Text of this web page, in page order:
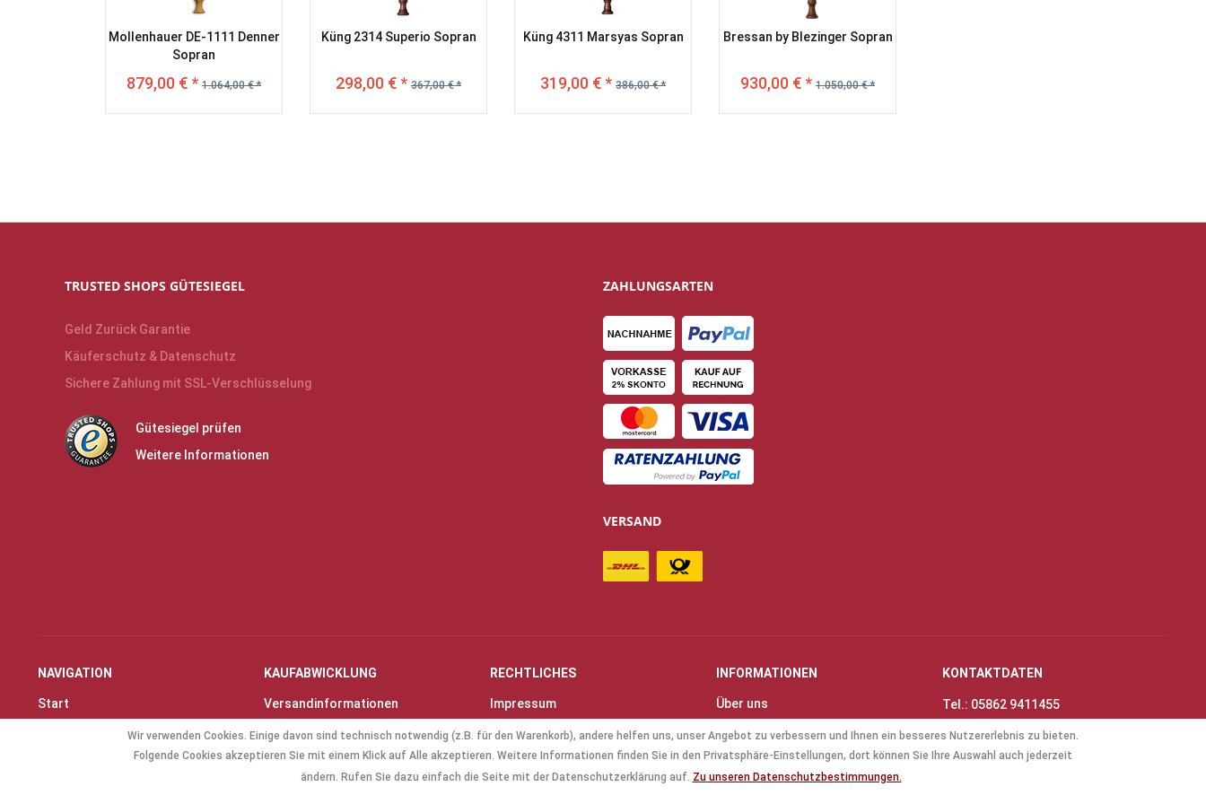
Mollenhauer DE-1111 Denner
Sopran
879,00 € * 1.064,00 € *
Küng 2314 Superio Sopran
298,00 € * 367,00 € *
Küng 4311 Marsyas Sopran
319,00 € * 386,00 € *
Bressan by Blezinger Sopran
930,00 € * 1.050,00 € *
TRUSTED SHOPS GÜTESIEGEL
Geld Zurück Garantie
Käuferschutz & Datenschutz
Sichere Zahlung mit SSL-Verschlüsselung
Gütesiegel prüfen
Weitere Informationen
ZAHLUNGSARTEN
VERSAND
NAVIGATION
Start
KAUFABWICKLUNG
Versandinformationen
Widerrufsrecht
RECHTLICHES
Impressum
INFORMATIONEN
Über uns
Anfahrt & Öffnungszeiten
Mollenhauer Blockflöten
Küng Blockflöten
KONTAKTDATEN
Tel.: 05862 9411455
info@thinas-toene.de
Wir verwenden Cookies. Einige davon sind technisch notwendig (z.B. für den Warenkorb), andere helfen uns, unser Angebot zu verbessern und Ihnen ein besseres Nutzererlebnis zu bieten.
Folgende Cookies akzeptieren Sie mit einem Klick auf Alle akzeptieren. Weitere Informationen finden Sie in den Privatsphäre-Einstellungen, dort können Sie Ihre Auswahl auch jederzeit
ändern. Rufen Sie dazu einfach die Seite mit der Datenschutzerklärung auf. Zu unseren Datenschutzbestimmungen.